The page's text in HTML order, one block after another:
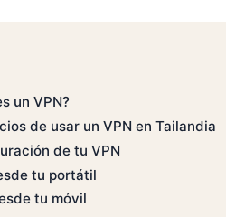
un VPN?
de usar un VPN en Tailandia
de tu VPN
tu portátil
tu móvil